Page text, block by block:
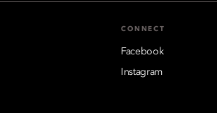
CONNECT
Facebook
Instagram